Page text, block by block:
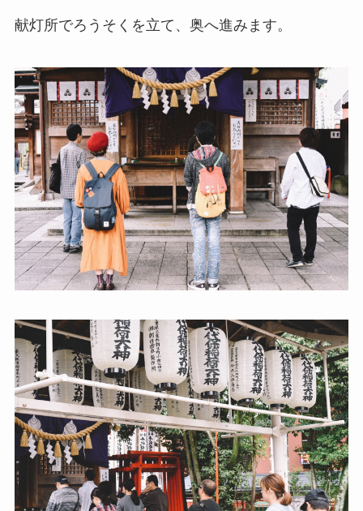
献灯所でろうそくを立て、奥へ進みます。